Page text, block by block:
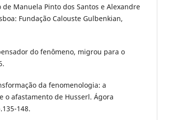
Manuela Pinto dos Santos e Alexandre
Fundação Calouste Gulbenkian,
do fenômeno, migrou para o
da fenomenologia: a
o afastamento de Husserl. Ágora
148.